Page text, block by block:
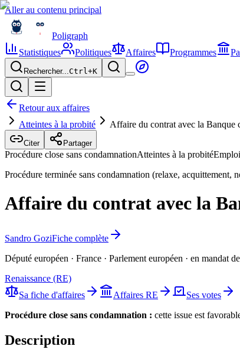
Aller au contenu principal
Poligraph
Statistiques
Politiques Affaires Programmes
Rechercher...Ctrl+K
Retour aux affaires
Atteintes à la probité
Affaire du contrat avec la Banque
Citer Partager
Procédure close sans condamnationAtteintes à la probité
Procédure terminée sans condamnation (relaxe, acquittement,
Affaire du contrat avec la
Sandro GoziFiche complète
Député européen · France · Parlement européen · en mandat
Renaissance (RE)
Sa fiche d'affaires
Affaires RE
Ses votes
Procédure close sans condamnation : cette issue est
Description